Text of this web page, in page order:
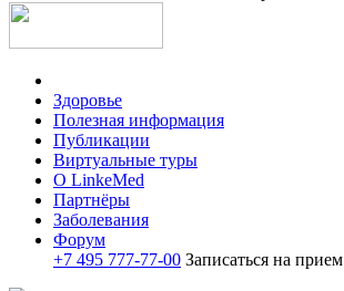
Здоровье
Полезная информация
Публикации
Виртуальные туры
О LinkeMed
Партнёры
Заболевания
Форум
+7 495 777-77-00 Записаться на прием